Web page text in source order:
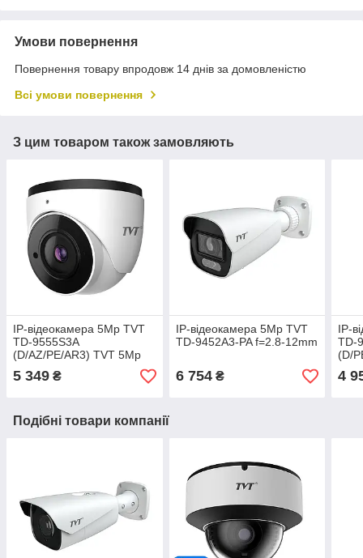
Умови повернення
Повернення товару впродовж 14 днів за домовленістю
Всі умови повернення
З цим товаром також замовляють
IP-відеокамера 5Mp TVT
TD-9555S3A
(D/AZ/PE/AR3) TVT 5Mр
f=2.8-12mm
5 349 ₴
IP-відеокамера 5Mp TVT
TD-9452A3-PA f=2.8-12mm
6 754₴
IP-
TD-
(D/
4
Подібні товари компанії